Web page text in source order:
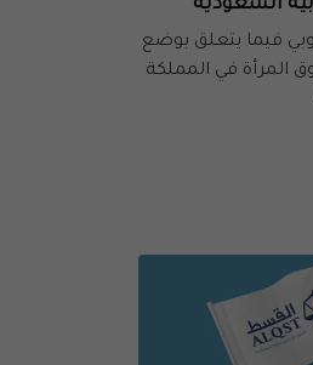
السعودية
فيما يتعلق بوضع
المرأة في المملكة